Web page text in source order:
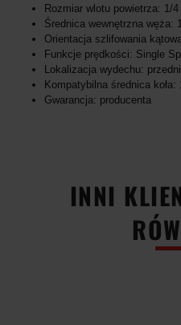
Rozmiar wlotu powietrza: 1/
Średnica wewnętrzna węża:
Orientacja szlifowania kątowa
Funkcje prędkości: Single
Lokalizacja wydechu:
Kompatybilna średnica koła:
Gwarancja: producenta
INNI